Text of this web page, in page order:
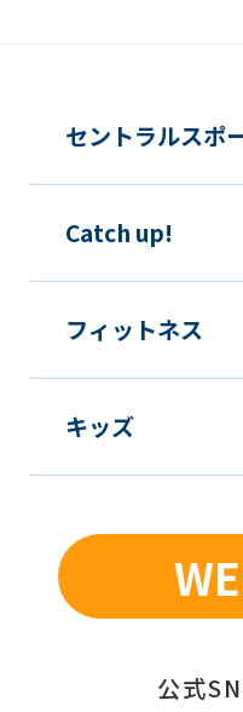
セントラルスポ
Catch up!
フィットネス
キッズ
公式